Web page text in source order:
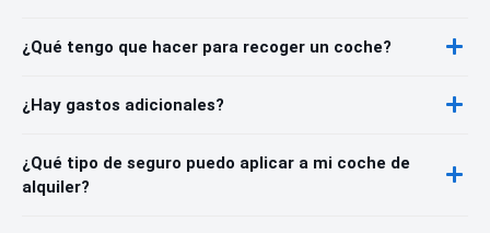
¿Qué tengo que hacer para recoger un coche?
¿Hay gastos adicionales?
¿Qué tipo de seguro puedo aplicar a mi coche de
alquiler?